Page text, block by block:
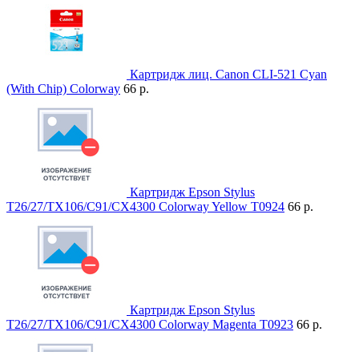
Картридж лиц. Canon CLI-521 Cyan
(With Chip) Colorway 66 р.
Картридж Epson Stylus
T26/27/TX106/C91/CX4300 Colorway Yellow T0924 66 р.
Картридж Epson Stylus
T26/27/TX106/C91/CX4300 Colorway Magenta T0923 66 р.